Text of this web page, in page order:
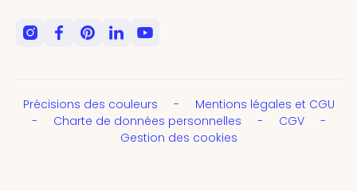
Précisions des couleurs
Mentions légales et CGU
Charte de données personnelles
CGV
Gestion des cookies